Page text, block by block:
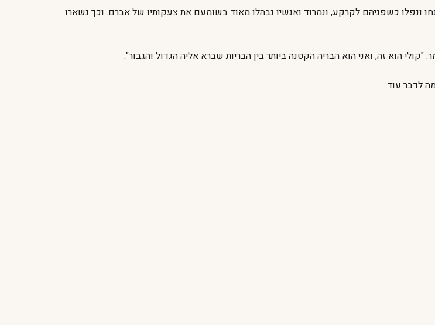
ונפלו כשפניהם לקרקע, ונמרוד ואנשיו נבהלו מאוד בשומעם את צעקותיו של אברם. וכך נשארו
הוא זה, ואני הוא הבריה הקטנה ביותר בין הבריות שברא אליה הגדול והגבור".
לדבר עוד.